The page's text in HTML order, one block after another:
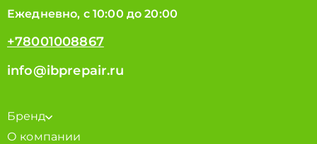
Ежедневно, с 10:00 до 20:00
+78001008867
info@ibprepair.ru
Бренд
О компании